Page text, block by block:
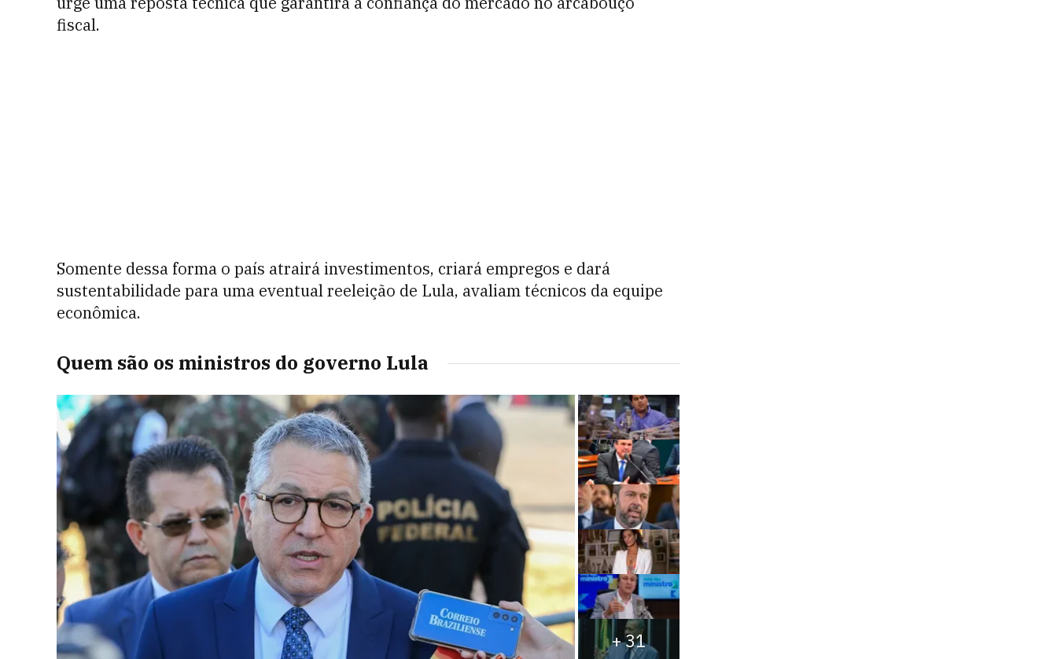
fiscal.
Somente dessa forma o país atrairá investimentos, criará empregos e dará
sustentabilidade para uma eventual reeleição de Lula, avaliam técnicos da equipe
econômica.
Quem são os ministros do governo Lula
+31